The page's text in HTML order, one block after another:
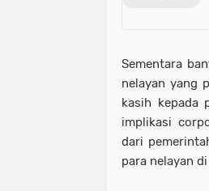
Sementara
nelayan yang
kasih kepada
implikasi
dari
para nelayan